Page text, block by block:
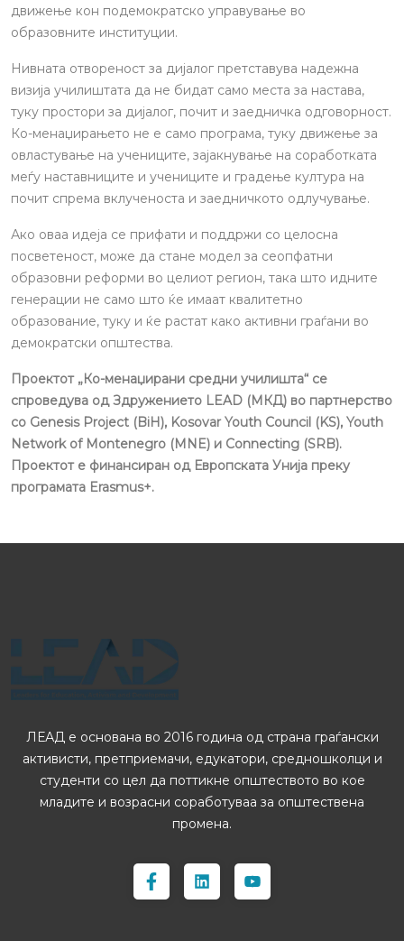
движење кон подемократско управување во
образовните институции.
Нивната отвореност за дијалог претставува надежна
визија училиштата да не бидат само места за настава,
туку простори за дијалог, почит и заедничка одговорност.
Ко-менаџирањето не е само програма, туку движење за
овластување на учениците, зајакнување на соработката
меѓу наставниците и учениците и градење култура на
почит спрема вклученоста и заедничкото одлучување.
Ако оваа идеја се прифати и поддржи со целосна
посветеност, може да стане модел за сеопфатни
образовни реформи во целиот регион, така што идните
генерации не само што ќе имаат квалитетно
образование, туку и ќе растат како активни граѓани во
демократски општества.
Проектот „Ко-менаџирани средни училишта“ се
спроведува од Здружението LEAD (МКД) во партнерство
со Genesis Project (BiH), Kosovar Youth Council (KS), Youth
Network of Montenegro (MNE) и Connecting (SRB).
Проектот е финансиран од Европската Унија преку
програмата Erasmus+.
ЛЕАД е основана во 2016 година од страна граѓански
активисти, претприемачи, едукатори, средношколци и
студенти со цел да поттикне општеството во кое
младите и возрасни соработуваа за општествена
промена.